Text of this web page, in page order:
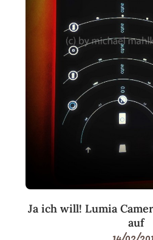
Ja ich will! Lumia
auf